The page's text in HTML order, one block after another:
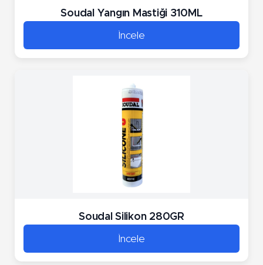
Soudal Yangın Mastiği 310ML
İncele
Soudal Silikon 280GR
İncele